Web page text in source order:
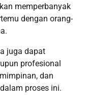
memperbanyak
dengan orang-
juga dapat
profesional
dan
proses ini.